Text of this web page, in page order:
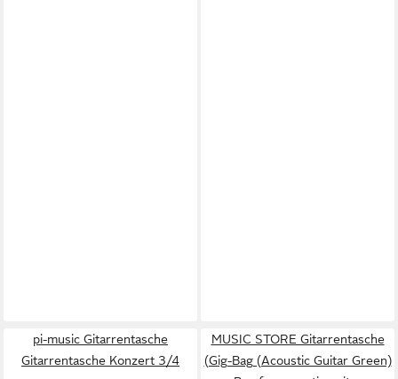
pi-music Gitarrentasche
Gitarrentasche Konzert 3/4
MUSIC STORE Gitarrentasche
(Gig-Bag (Acoustic Guitar Green)